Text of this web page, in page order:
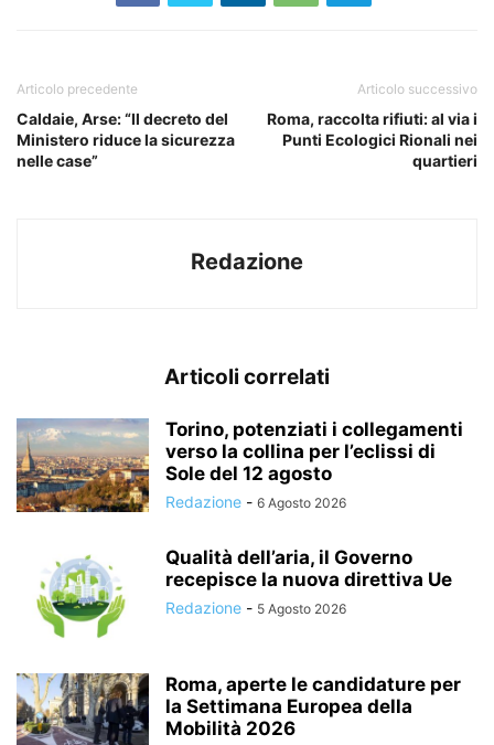
Articolo precedente
Caldaie, Arse: “Il decreto del
Ministero riduce la sicurezza
nelle case”
Articolo successivo
Roma, raccolta rifiuti: al via i
Punti Ecologici Rionali nei
quartieri
Redazione
Articoli correlati
Torino, potenziati i collegamenti
verso la collina per l’eclissi di
Sole del 12 agosto
Redazione - 6 Agosto 2026
Qualità dell’aria, il Governo
recepisce la nuova direttiva Ue
Redazione - 5 Agosto 2026
Roma, aperte le candidature per
la Settimana Europea della
Mobilità 2026